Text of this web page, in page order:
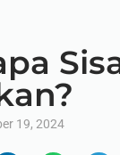
19, 2024